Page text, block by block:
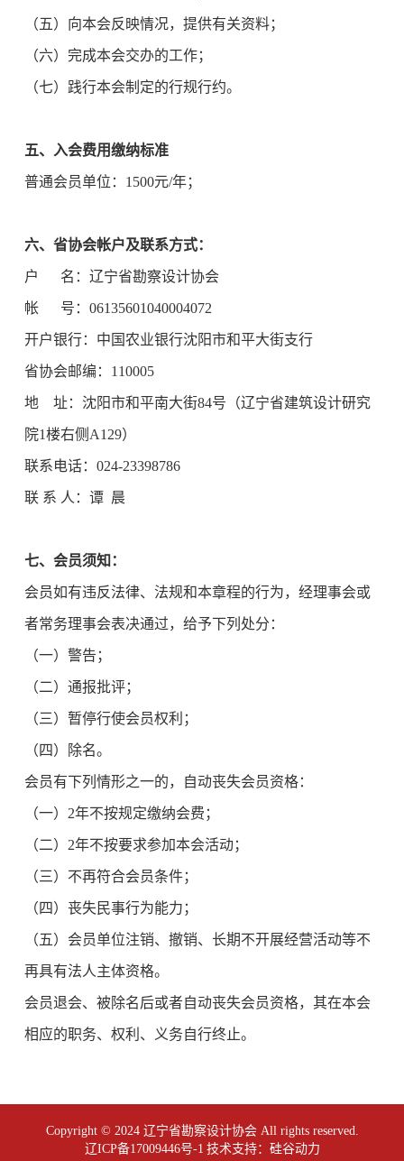
（五）向本会反映情况，提供有关资料；
（六）完成本会交办的工作；
（七）践行本会制定的行规行约。
五、入会费用缴纳标准
普通会员单位：1500元/年；
六、省协会帐户及联系方式：
户 名：辽宁省勘察设计协会
帐 号：06135601040004072
开户银行：中国农业银行沈阳市和平大街支行
省协会邮编：110005
地 址：沈阳市和平南大街84号（辽宁省建筑设计研究
院1楼右侧A129）
联系电话：024-23398786
联 系 人：谭 晨
七、会员须知：
会员如有违反法律、法规和本章程的行为，经理事会或
者常务理事会表决通过，给予下列处分：
（一）警告；
（二）通报批评；
（三）暂停行使会员权利；
（四）除名。
会员有下列情形之一的，自动丧失会员资格：
（一）2年不按规定缴纳会费；
（二）2年不按要求参加本会活动；
（三）不再符合会员条件；
（四）丧失民事行为能力；
（五）会员单位注销、撤销、长期不开展经营活动等不
再具有法人主体资格。
会员退会、被除名后或者自动丧失会员资格，其在本会
相应的职务、权利、义务自行终止。
Copyright © 2024 辽宁省勘察设计协会 All rights reserved.
辽ICP备17009446号-1 技术支持： 硅谷动力